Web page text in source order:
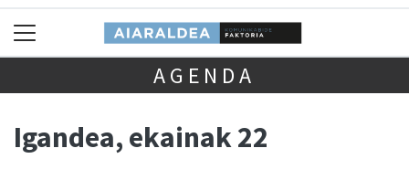
AGENDA
Igandea, ekainak 22